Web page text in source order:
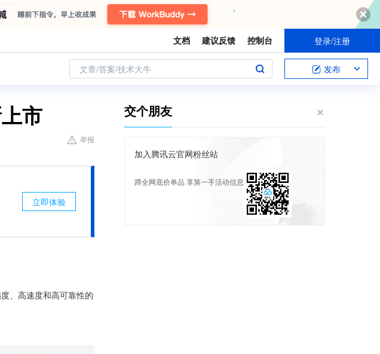
文档 建议反馈 控制台 登录/注册
文章/答案/技术大牛 发布
市
举报
立即体验
、高速度和高可靠性的
交个朋友
加入腾讯云官网粉丝站
蹲全网底价单品 享第一手活动信息